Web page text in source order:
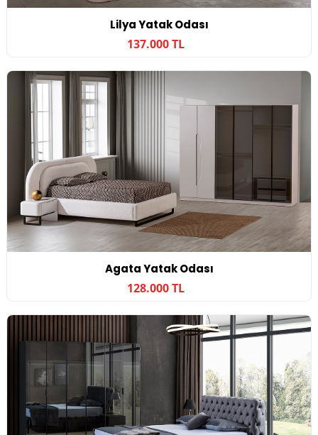
Lilya Yatak Odası
137.000 TL
Agata Yatak Odası
128.000 TL